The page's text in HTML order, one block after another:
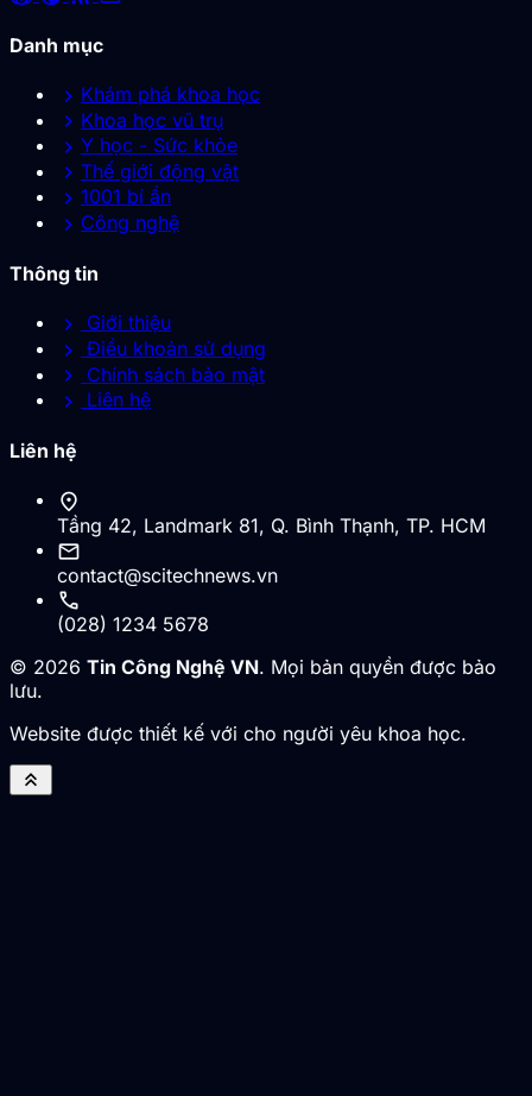
Danh mục
chevron_right Khám phá khoa học
chevron_right Khoa học vũ trụ
chevron_right Y học - Sức khỏe
chevron_right Thế giới động vật
chevron_right 1001 bí ẩn
chevron_right Công nghệ
Thông tin
chevron_right Giới thiệu
chevron_right Điều khoản sử dụng
chevron_right Chính sách bảo mật
chevron_right Liên hệ
Liên hệ
location_on
Tầng 42, Landmark 81, Q. Bình Thạnh, TP. HCM
mail
contact@scitechnews.vn
call
(028) 1234 5678
© 2026 Tin Công Nghệ VN. Mọi bản quyền được bảo
lưu.
Website được thiết kế với cho người yêu khoa học.
keyboard_double_arrow_up